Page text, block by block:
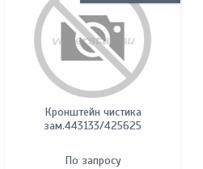
Кронштейн чистика
зам.443133/425625
По запросу